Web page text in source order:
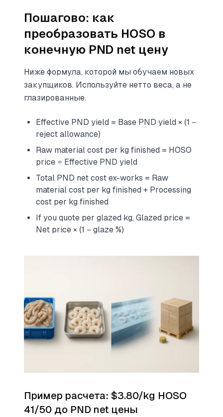
Пошагово: как
преобразовать HOSO в
конечную PND net цену
Ниже формула, которой мы обучаем новых
закупщиков. Используйте нетто веса, а не
глазированные.
Effective PND yield = Base PND yield × (1 −
reject allowance)
Raw material cost per kg finished = HOSO
price ÷ Effective PND yield
Total PND net cost ex-works = Raw
material cost per kg finished + Processing
cost per kg finished
If you quote per glazed kg, Glazed price =
Net price × (1 − glaze %)
Пример расчета: $3.80/kg HOSO
41/50 до PND net цены